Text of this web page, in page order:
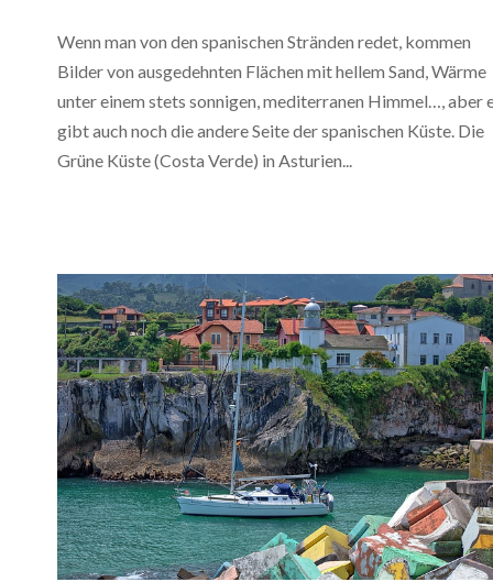
Wenn man von den spanischen Stränden redet, kommen
Bilder von ausgedehnten Flächen mit hellem Sand, Wärme
unter einem stets sonnigen, mediterranen Himmel…, aber
gibt auch noch die andere Seite der spanischen Küste. Die
Grüne Küste (Costa Verde) in Asturien...